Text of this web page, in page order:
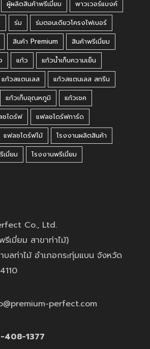
ผู้ผลิตสินค้าพรีเมี่ยม
พาวเวอร์แบงค์
ร่ม
ร่มตอนเดียวโครงไฟเบอร์
สินค้า Premium
สินค้าพรีเมี่ยม
แก้ว
แก้วน้ำเก็บความเย็น
แก้วสแตนเลส
แก้วสแตนเลส สกรีน
แก้วเก็บอุณหภูมิ
แก้วเชค
ชไดร์ฟ
แฟลชไดร์ฟการ์ด
แฟลชไดร์ฟไม้
โรงงานผลิตสินค้า
เมี่ยม
โรงงานพรีเมี่ยม
Co., Ltd.
รีเมี่ยม สาขาท่าไม้)
ลท่าไม้ อำเภอกระทุ่มแบน จังหวัด
perfect.com
408-1377